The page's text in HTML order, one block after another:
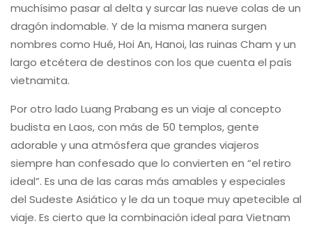
muchísimo pasar al delta y surcar las nueve colas de un
dragón indomable. Y de la misma manera surgen
nombres como Hué, Hoi An, Hanoi, las ruinas Cham y un
largo etcétera de destinos con los que cuenta el país
vietnamita.
Por otro lado Luang Prabang es un viaje al concepto
budista en Laos, con más de 50 templos, gente
adorable y una atmósfera que grandes viajeros
siempre han confesado que lo convierten en “el retiro
ideal”. Es una de las caras más amables y especiales
del Sudeste Asiático y le da un toque muy apetecible al
viaje. Es cierto que la combinación ideal para Vietnam